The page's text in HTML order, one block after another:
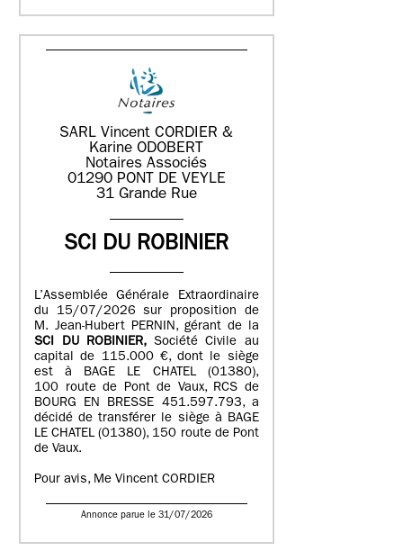
SARL Vincent CORDIER &
Karine ODOBERT
Notaires Associés
01290 PONT DE VEYLE
31 Grande Rue
SCI DU ROBINIER
L’Assemblée Générale Extraordinaire
du 15/07/2026 sur proposition de
M. Jean-Hubert PERNIN, gérant de la
SCI DU ROBINIER, Société Civile au
capital de 115.000 €, dont le siège
est à BAGE LE CHATEL (01380),
100 route de Pont de Vaux, RCS de
BOURG EN BRESSE 451.597.793, a
décidé de transférer le siège à BAGE
LE CHATEL (01380), 150 route de Pont
de Vaux.
Pour avis, Me Vincent CORDIER
Annonce parue le 31/07/2026